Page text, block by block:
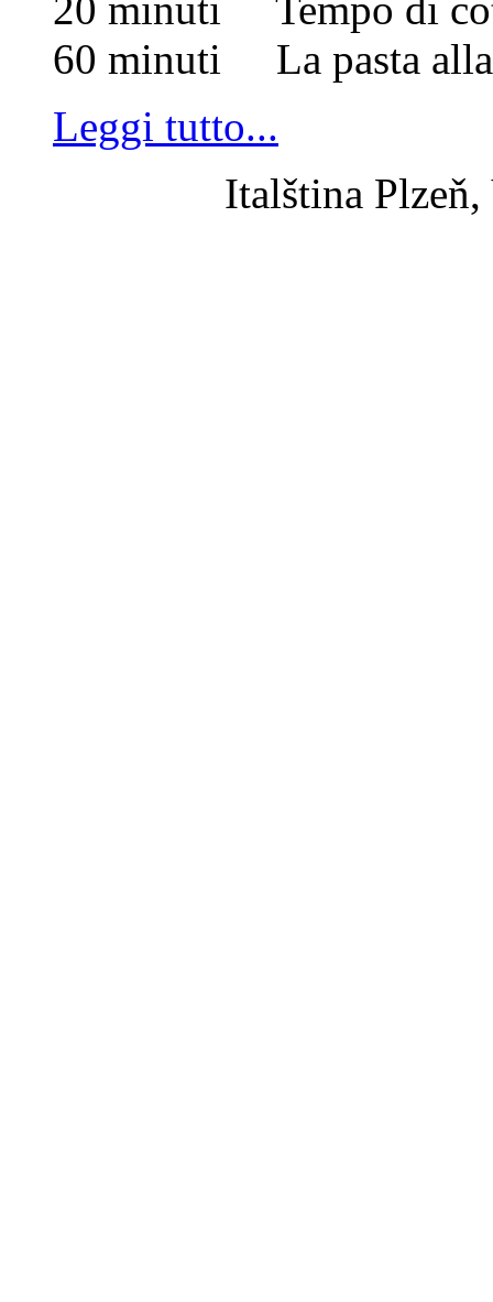
20 minuti Tempo di
60 minuti La pasta
Leggi tutto...
Italština